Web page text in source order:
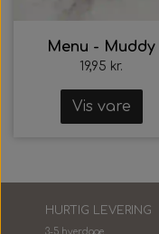
Menu - Muddy
19,95 kr.
Vis vare
HURTIG LEVERING
3-5 hverdage